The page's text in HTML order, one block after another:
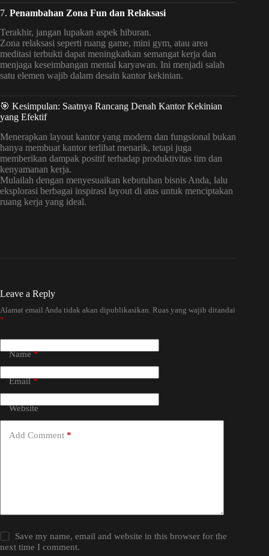
7. Penambahan Zona Fun dan Relaksasi
Terakhir, jangan lupakan aspek hiburan.
Zona relaksasi seperti ruang game, mini gym, atau area
meditasi terbukti dapat meningkatkan semangat kerja dan
menjaga keseimbangan mental karyawan. Ini menjadi salah
satu elemen wajib dalam desain kantor kekinian.
🎯 Kesimpulan: Saatnya Rancang Denah Kantor Kekinian
yang Efektif
Menerapkan layout kantor yang modern dan fungsional bukan
hanya membuat kantor terlihat menarik, tetapi juga
memberikan dampak positif terhadap produktivitas tim dan
kenyamanan kerja.
Mulailah dengan menyesuaikan kebutuhan bisnis Anda, lalu
eksplorasi berbagai inspirasi layout di atas untuk menciptakan
ruang kerja yang ideal.
Leave a Reply
Alamat email Anda tidak akan dipublikasikan. Ruas yang wajib ditandai
*
Name*
Email*
Website
Add Comment *
Save my name, email and website in this browser for the
next time I comment.